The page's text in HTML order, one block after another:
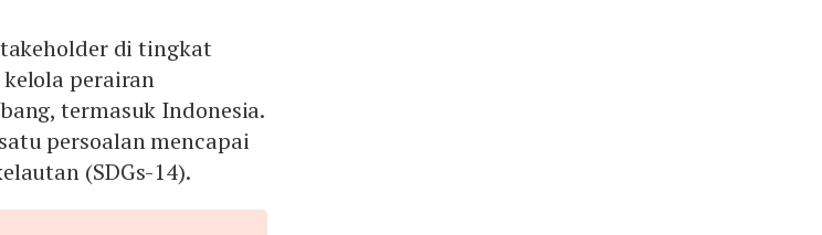
di tingkat
perairan
termasuk Indonesia.
persoalan mencapai
(SDGs-14).